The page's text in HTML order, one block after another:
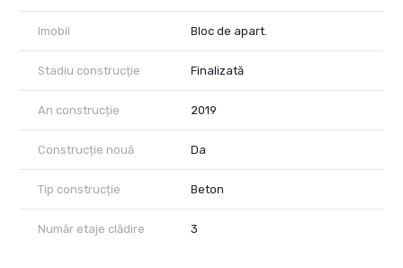
Imobil Bloc de apart.
Stadiu construcție Finalizată
An construcție 2019
Construcție nouă Da
Tip construcție Beton
Număr etaje clădire 3